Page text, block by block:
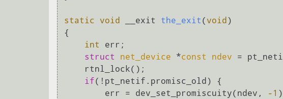
static void __exit the_exit (void )
{
int
err;
struct
net_device *const ndev =
if(!pt_netif.promisc_old) {
        err = dev_set_promiscuity(ndev,
-1